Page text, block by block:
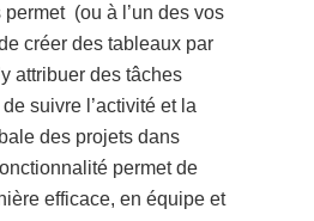
permet (ou à l’un des vos
créer des tableaux par
attribuer des tâches
suivre l’activité et la
des projets dans
permet de
efficace, en équipe et